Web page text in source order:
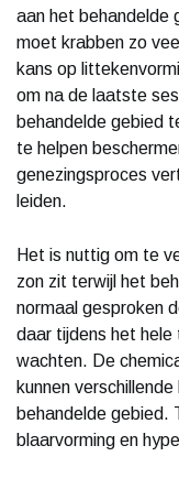
aan het behandelde
moet krabben zo
kans op
om na de laatste
behandelde gebied
te helpen
genezingsproces
leiden.
Het is nuttig om te
zon zit terwijl het
normaal gesproken
daar tijdens het
wachten. De
kunnen
behandelde gebied.
blaarvorming en